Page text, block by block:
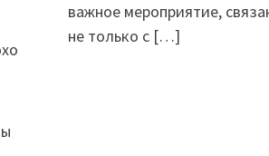
важное мероприятие,
не только с […]